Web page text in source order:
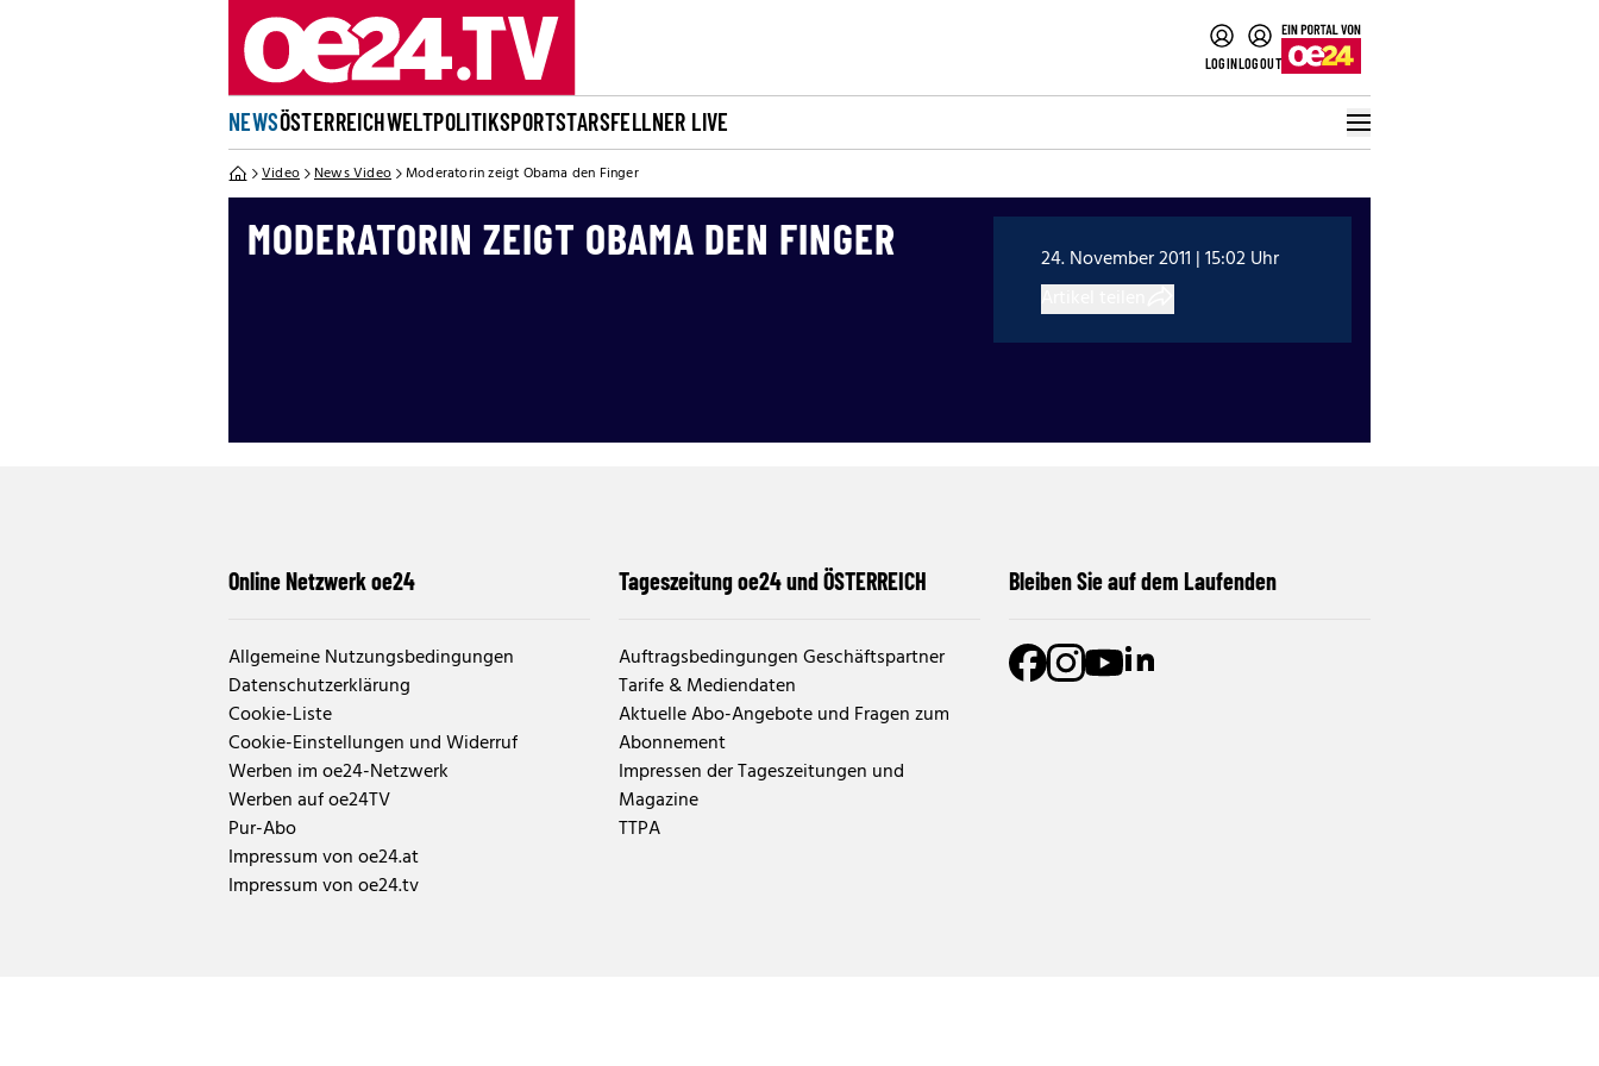
LOGINLOGOUT
NEWSÖSTERREICHWELTPOLITIKSPORTSTARSFELLNER LIVE
Video News Video Moderatorin zeigt Obama den Finger
MODERATORIN ZEIGT OBAMA DEN FINGER
24. November 2011 | 15:02 Uhr
Online Netzwerk oe24
Allgemeine Nutzungsbedingungen
Datenschutzerklärung
Cookie-Liste
Cookie-Einstellungen und Widerruf
Werben im oe24-Netzwerk
Werben auf oe24TV
Pur-Abo
Impressum von oe24.at
Impressum von oe24.tv
Tageszeitung oe24 und ÖSTERREICH
Auftragsbedingungen Geschäftspartner
Tarife & Mediendaten
Aktuelle Abo-Angebote und Fragen zum
Abonnement
Impressen der Tageszeitungen und
Magazine
TTPA
Bleiben Sie auf dem Laufenden